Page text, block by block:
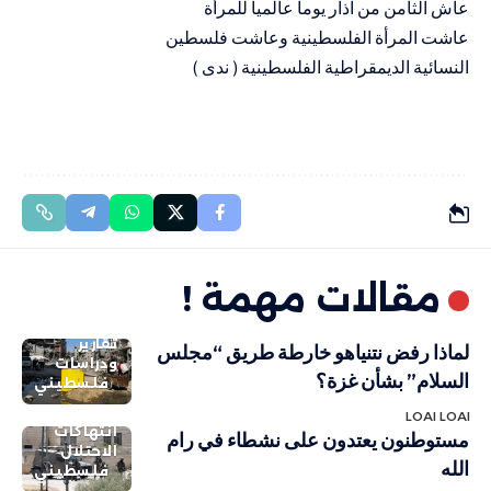
عاش الثامن من آذار يوماً عالمياً للمرأة
عاشت المرأة الفلسطينية وعاشت فلسطين
النسائية الديمقراطية الفلسطينية ( ندى )
مقالات مهمة !
تقارير
ودراسات
فلسطيني
لماذا رفض نتنياهو خارطة طريق “مجلس
السلام” بشأن غزة؟
LOAI LOAI
انتهاكات
الاحتلال
فلسطيني
مستوطنون يعتدون على نشطاء في رام
الله